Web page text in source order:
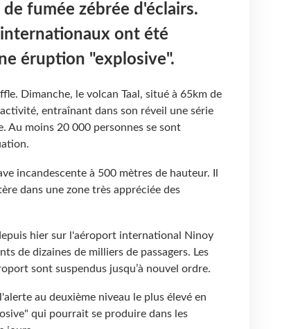
fumée zébrée d'éclairs.
ont été
éruption "explosive".
Dimanche, le volcan Taal, situé à 65km de
entraînant dans son réveil une série
Au moins 20 000 personnes se sont
incandescente à 500 mètres de hauteur. Il
dans une zone très appréciée des
hier sur l'aéroport international Ninoy
de dizaines de milliers de passagers. Les
sont suspendus jusqu’à nouvel ordre.
au deuxième niveau le plus élevé en
qui pourrait se produire dans les